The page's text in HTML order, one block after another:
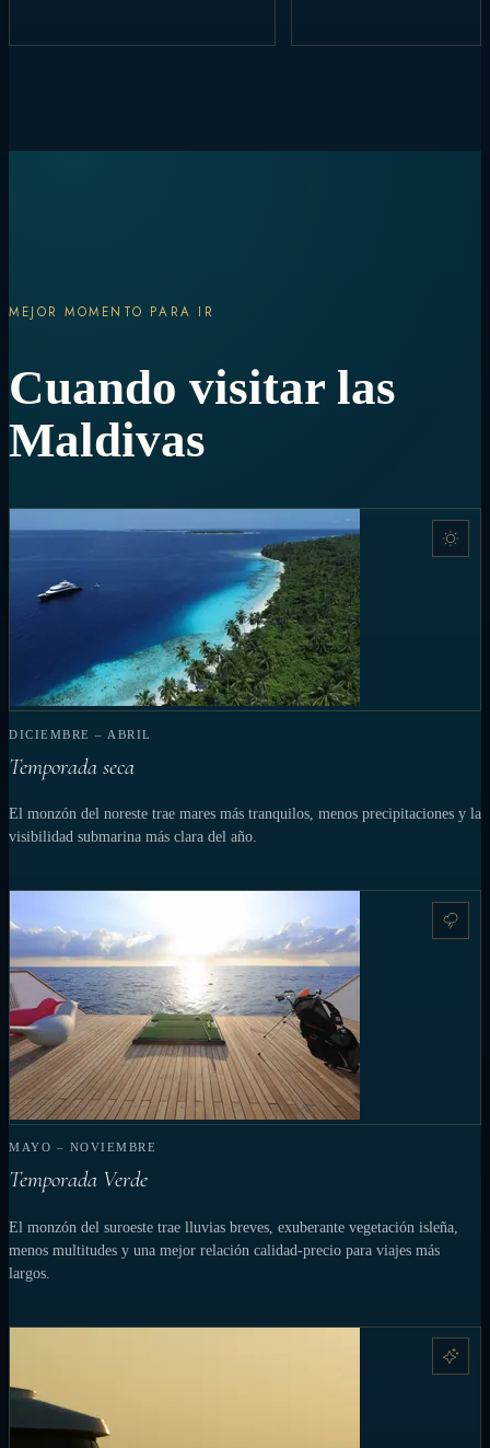
MEJOR MOMENTO PARA IR
Cuando visitar las
Maldivas
DICIEMBRE – ABRIL
Temporada seca
El monzón del noreste trae mares más tranquilos, menos precipitaciones y la
visibilidad submarina más clara del año.
MAYO – NOVIEMBRE
Temporada Verde
El monzón del suroeste trae lluvias breves, exuberante vegetación isleña,
menos multitudes y una mejor relación calidad-precio para viajes más
largos.